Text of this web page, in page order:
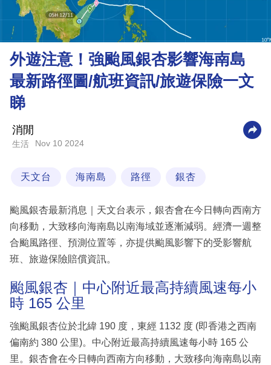
樓
市
理
財
商
技
場
生
活
時
事
專
欄
訂
閱
專
外遊注意！強颱風銀杏影響海南島
最新路徑圖/航班資訊/旅遊保險一文
睇
消閒
生活 Nov 10 2024
天文台 海南島 路徑 銀杏
颱風銀杏最新消息｜天文台表示，銀杏會在今日轉向西南方
向移動，大致移向海南島以南海域並逐漸減弱。經濟一週整
合颱風路徑、預測位置等，亦提供颱風影響下的受影響航
班、旅遊保險賠償資訊。
颱風銀杏｜中心附近最高持續風速每小
時 165 公里
強颱風銀杏位於北緯 190 度，東經 1132 度 (即香港之西南
偏南約 380 公里)。中心附近最高持續風速每小時 165 公
里。銀杏會在今日轉向西南方向移動，大致移向海南島以南